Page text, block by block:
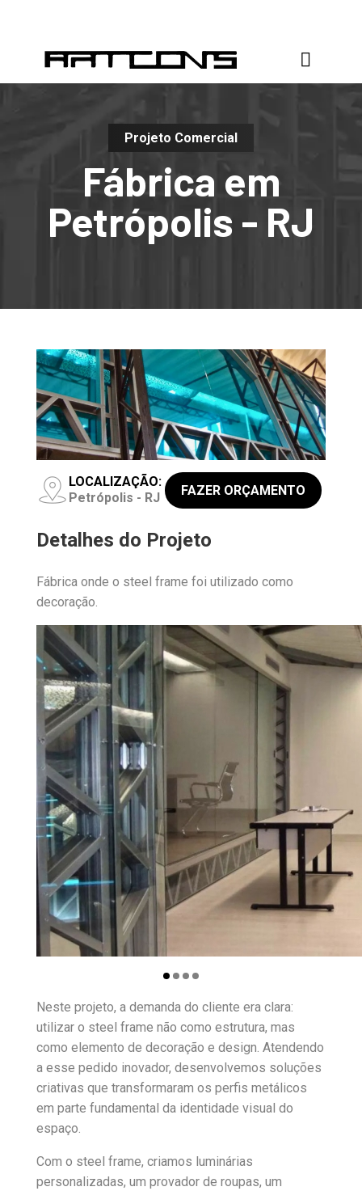
Projeto Comercial
Fábrica em
Petrópolis - RJ
LOCALIZAÇÃO:
Petrópolis - RJ
FAZER ORÇAMENTO
Detalhes do Projeto
Fábrica onde o steel frame foi utilizado como
decoração.
Neste projeto, a demanda do cliente era clara:
utilizar o steel frame não como estrutura, mas
como elemento de decoração e design. Atendendo
a esse pedido inovador, desenvolvemos soluções
criativas que transformaram os perfis metálicos
em parte fundamental da identidade visual do
espaço.
Com o steel frame, criamos luminárias
personalizadas, um provador de roupas, um